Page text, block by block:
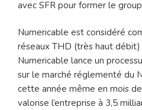
avec SFR pour former le
Numericable est considéré
réseaux THD (très haut débit)
Numericable lance un
sur le marché réglementé du
cette année même en mois
valorise l’entreprise à 3,5